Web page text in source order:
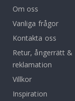
Om oss
Vanliga frågor
Kontakta oss
Retur, ångerrätt &
reklamation
Villkor
Inspiration